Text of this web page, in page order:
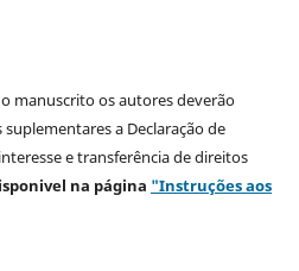
manuscrito os autores deverão
a Declaração de
e transferência de direitos
na página "Instruções aos